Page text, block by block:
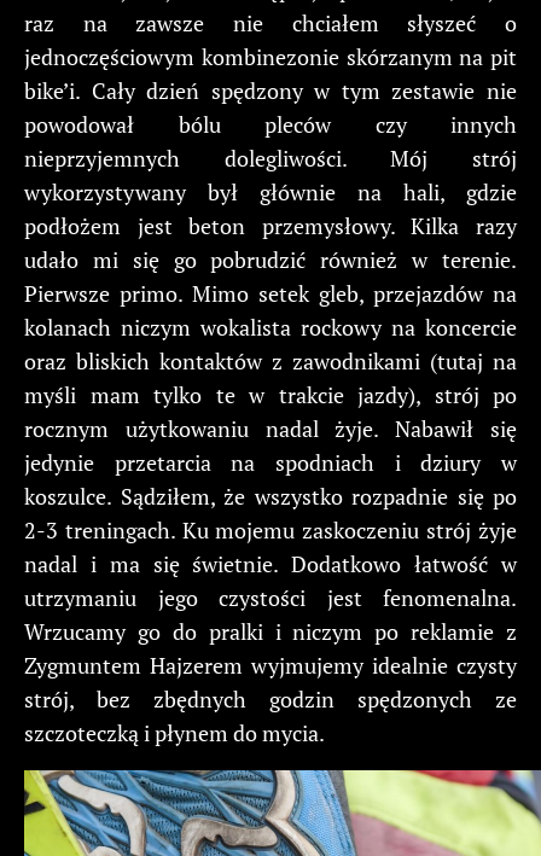
raz na zawsze nie chciałem słyszeć o
jednoczęściowym kombinezonie skórzanym na pit
bike’i. Cały dzień spędzony w tym zestawie nie
powodował bólu pleców czy innych
nieprzyjemnych dolegliwości. Mój strój
wykorzystywany był głównie na hali, gdzie
podłożem jest beton przemysłowy. Kilka razy
udało mi się go pobrudzić również w terenie.
Pierwsze primo. Mimo setek gleb, przejazdów na
kolanach niczym wokalista rockowy na koncercie
oraz bliskich kontaktów z zawodnikami (tutaj na
myśli mam tylko te w trakcie jazdy), strój po
rocznym użytkowaniu nadal żyje. Nabawił się
jedynie przetarcia na spodniach i dziury w
koszulce. Sądziłem, że wszystko rozpadnie się po
2-3 treningach. Ku mojemu zaskoczeniu strój żyje
nadal i ma się świetnie. Dodatkowo łatwość w
utrzymaniu jego czystości jest fenomenalna.
Wrzucamy go do pralki i niczym po reklamie z
Zygmuntem Hajzerem wyjmujemy idealnie czysty
strój, bez zbędnych godzin spędzonych ze
szczoteczką i płynem do mycia.